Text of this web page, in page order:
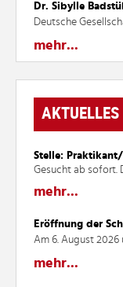
Dr. Sibylle
Deutsche
mehr...
AKTUELLES
Stelle:
Gesucht ab sofort.
mehr...
Eröffnung der
Am 6. August 2026
mehr...